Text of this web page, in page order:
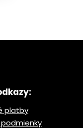
platby